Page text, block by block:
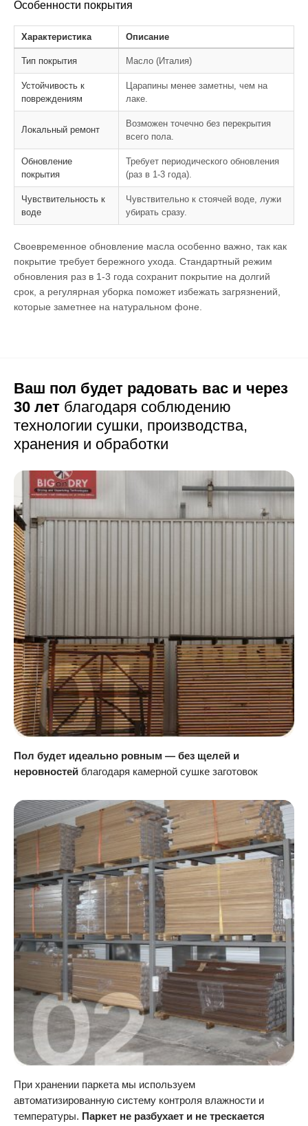
Особенности покрытия
Характеристика Описание
Тип покрытия Масло (Италия)
Устойчивость к
повреждениям
Царапины менее заметны, чем на
лаке.
Локальный ремонт
Возможен точечно без перекрытия
всего пола.
Обновление
покрытия
Требует периодического обновления
(раз в 1-3 года).
Чувствительность к
воде
Чувствительно к стоячей воде, лужи
убирать сразу.
Своевременное обновление масла особенно важно, так как
покрытие требует бережного ухода. Стандартный режим
обновления раз в 1-3 года сохранит покрытие на долгий
срок, а регулярная уборка поможет избежать загрязнений,
которые заметнее на натуральном фоне.
Ваш пол будет радовать вас и через
30 лет благодаря соблюдению
технологии сушки, производства,
хранения и обработки
Пол будет идеально ровным — без щелей и
неровностей благодаря камерной сушке заготовок
При хранении паркета мы используем
автоматизированную систему контроля влажности и
температуры. Паркет не разбухает и не трескается